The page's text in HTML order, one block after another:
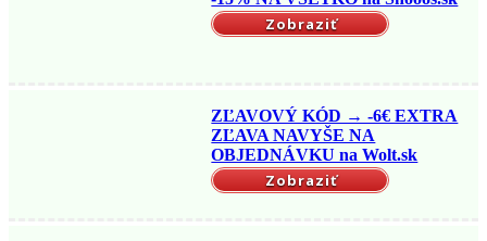
Zobraziť
ZĽAVOVÝ KÓD → -6€ EXTRA
ZĽAVA NAVYŠE NA
OBJEDNÁVKU na Wolt.sk
Zobraziť